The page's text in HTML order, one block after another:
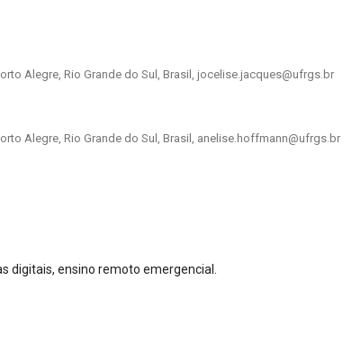
Alegre, Rio Grande do Sul, Brasil, jocelise.jacques@ufrgs.br
Alegre, Rio Grande do Sul, Brasil, anelise.hoffmann@ufrgs.br
digitais, ensino remoto emergencial.